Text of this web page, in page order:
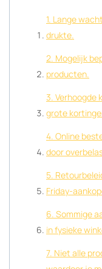
1. Lange
drukte.
2. Mogelijk
producten.
3. Verhoogde
grote
4. Online
door
5.
Friday-
6. Sommige
in fysieke
7. Niet alle